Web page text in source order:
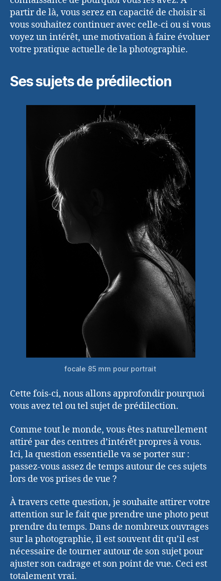
partir de là, vous serez en capacité de choisir si
vous souhaitez continuer avec celle-ci ou si vous
voyez un intérêt, une motivation à faire évoluer
votre pratique actuelle de la photographie.
Ses sujets de prédilection
focale 85 mm pour portrait
Cette fois-ci, nous allons approfondir pourquoi
vous avez tel ou tel sujet de prédilection.
Comme tout le monde, vous êtes naturellement
attiré par des centres d’intérêt propres à vous.
Ici, la question essentielle va se porter sur :
passez-vous assez de temps autour de ces sujets
lors de vos prises de vue ?
À travers cette question, je souhaite attirer votre
attention sur le fait que prendre une photo peut
prendre du temps. Dans de nombreux ouvrages
sur la photographie, il est souvent dit qu’il est
nécessaire de tourner autour de son sujet pour
ajuster son cadrage et son point de vue. Ceci est
totalement vrai.